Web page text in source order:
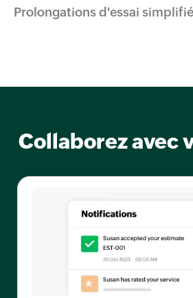
Prolongations d'essai
Collaborez avec